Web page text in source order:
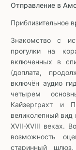
Отправление в
Приблизительное
Знакомство с
прогулки на
включенных в
(доплата,
включён аудио
четырем
Кайзерграхт и
великолепный
XVII-XVIII веках.
возможность
старинный